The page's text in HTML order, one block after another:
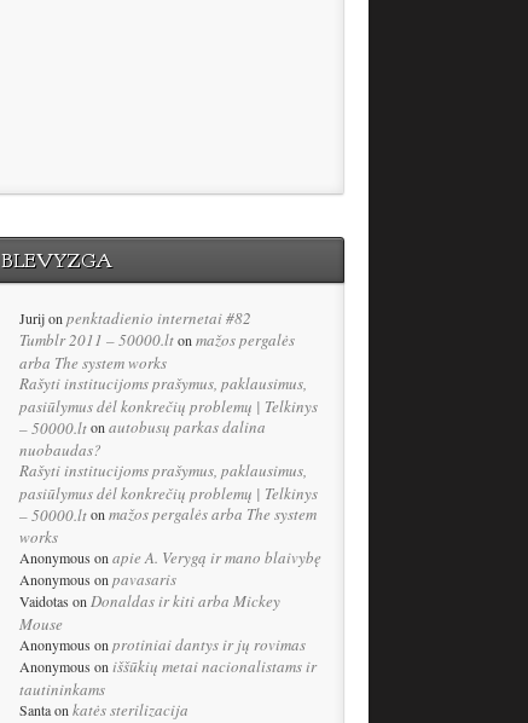
BLEVYZGA
Jurijonpenktadienio internetai #82
Tumblr 2011 – 50000.ltonmažos pergalės
arba The system works
Rašyti institucijoms prašymus, paklausimus,
pasiūlymus dėl konkrečių problemų | Telkinys
– 50000.ltonautobusų parkas dalina
nuobaudas?
Rašyti institucijoms prašymus, paklausimus,
pasiūlymus dėl konkrečių problemų | Telkinys
– 50000.ltonmažos pergalės arba The system
works
Anonymous onapie A. Verygą ir mano blaivybę
Anonymous onpavasaris
Vaidotas onDonaldas ir kiti arba Mickey
Mouse
Anonymous onprotiniai dantys ir jų rovimas
Anonymous oniššūkių metai nacionalistams ir
tautininkams
Santaonkatės sterilizacija